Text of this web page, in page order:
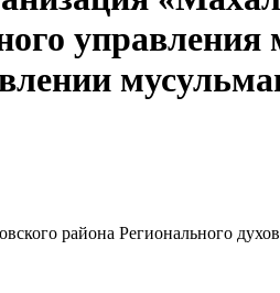
района Регионального